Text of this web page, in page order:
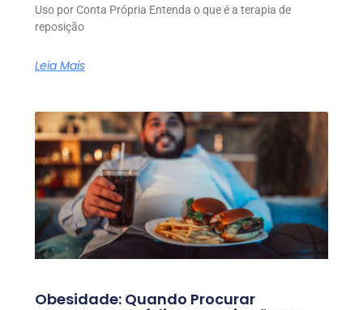
Uso por Conta Própria Entenda o que é a terapia de
reposição
Leia Mais
Obesidade: Quando Procurar